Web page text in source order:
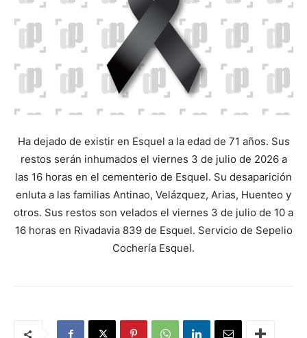
Ha dejado de existir en Esquel a la edad de 71 años. Sus
restos serán inhumados el viernes 3 de julio de 2026 a
las 16 horas en el cementerio de Esquel. Su desaparición
enluta a las familias Antinao, Velázquez, Arias, Huenteo y
otros. Sus restos son velados el viernes 3 de julio de 10 a
16 horas en Rivadavia 839 de Esquel. Servicio de Sepelio
Cochería Esquel.